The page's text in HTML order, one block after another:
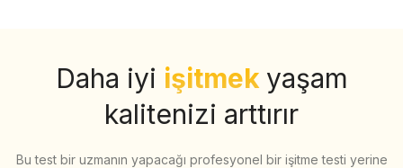
Daha iyi işitmek yaşam
kalitenizi arttırır
Bu test bir uzmanın yapacağı profesyonel bir işitme testi yerine